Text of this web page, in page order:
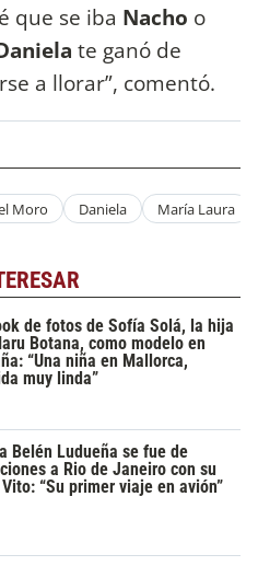
que se iba Nacho o
te ganó de
a llorar”, comentó.
Moro Daniela María Laura
de fotos de Sofía Solá, la hija
Botana, como modelo en
“Una niña en Mallorca,
muy linda”
Belén Ludueña se fue de
a Rio de Janeiro con su
“Su primer viaje en avión”